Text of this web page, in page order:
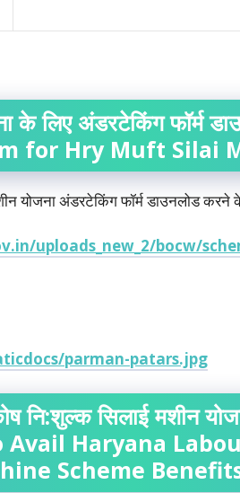
के लिए अंडरटेकिंग फॉर्म
for Hry Muft Silai
योजना अंडरटेकिंग फॉर्म डाउनलोड
uploads_new_2/bocw/
parman-patars.jpg
नि:शुल्क सिलाई मशीन
Haryana
Scheme